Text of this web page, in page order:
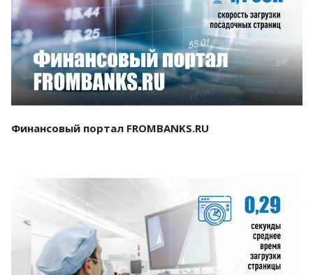
Смотреть проект
Финансовый портал FROMBANKS.RU